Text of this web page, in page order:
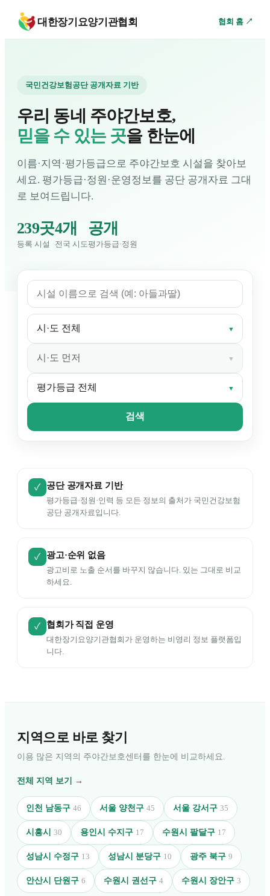
대한장기요양기관협회 협회 홈 ↗
국민건강보험공단 공개자료 기반
우리 동네 주야간보호,
믿을 수 있는 곳을 한눈에
이름·지역·평가등급으로 주야간보호 시설을 찾아보
세요. 평가등급·정원·운영정보를 공단 공개자료 그대
로 보여드립니다.
239곳
등록 시설
4개
전국 시도
공개
평가등급·정원
▼
▼
▼
검색
✓ 공단 공개자료 기반
평가등급·정원·인력 등 모든 정보의 출처가 국민건강보험
공단 공개자료입니다.
✓ 광고·순위 없음
광고비로 노출 순서를 바꾸지 않습니다. 있는 그대로 비교
하세요.
✓ 협회가 직접 운영
대한장기요양기관협회가 운영하는 비영리 정보 플랫폼입
니다.
지역으로 바로 찾기
이용 많은 지역의 주야간보호센터를 한눈에 비교하세요.
전체 지역 보기 →
인천 남동구 46 서울 양천구 45 서울 강서구 35
시흥시 30 용인시 수지구 17 수원시 팔달구 17
성남시 수정구 13 성남시 분당구 10 광주 북구 9
안산시 단원구 6 수원시 권선구 4 수원시 장안구 3